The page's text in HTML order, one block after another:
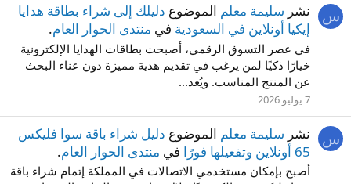
س نشر سليمة معلم الموضوع دليلك إلى شراء بطاقة هدايا
إيكيا أونلاين في السعودية في منتدى الحوار العام.
في عصر التسوق الرقمي، أصبحت بطاقات الهدايا الإلكترونية
خيارًا ذكيًا لمن يرغب في تقديم هدية مميزة دون عناء البحث
عن المنتج المناسب. ويُعد...
7 يوليو 2026
س نشر سليمة معلم الموضوع دليل شراء باقة سوا فليكس
65 أونلاين وتفعيلها فورًا
في منتدى الحوار العام.
أصبح بإمكان مستخدمي الاتصالات في المملكة إتمام شراء باقة